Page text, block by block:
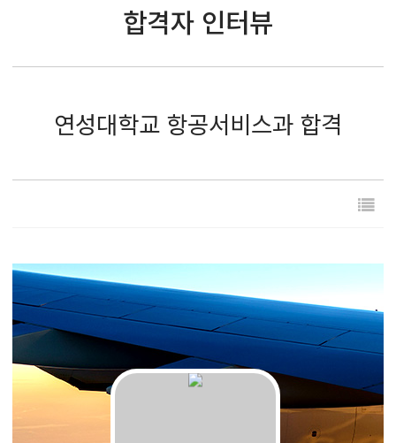
합격자 인터뷰
연성대학교 항공서비스과 합격